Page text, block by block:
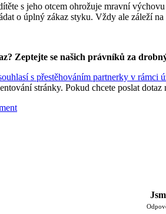
s jeho otcem ohrožuje mravní
o úplný zákaz styku. Vždy ale záleží
Zeptejte se našich právníků za
s přestěhováním partnerky v rámci
stránky. Pokud chcete poslat